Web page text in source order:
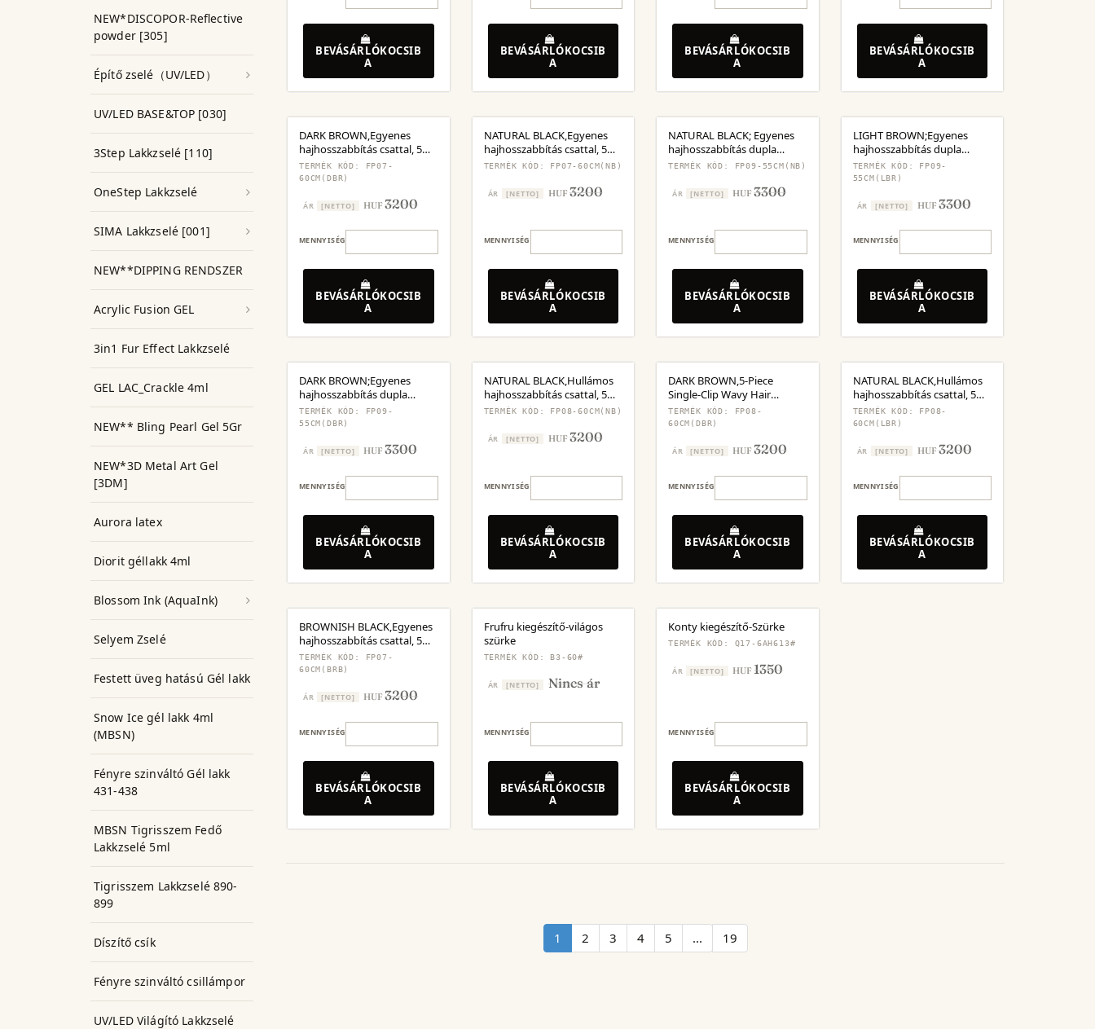
NEW*DISCOPOR-Reflective
powder [305]
Építő zselé（UV/LED）
UV/LED BASE&TOP [030]
3Step Lakkzselé [110]
OneStep Lakkzselé
SIMA Lakkzselé [001]
NEW**DIPPING RENDSZER
Acrylic Fusion GEL
3in1 Fur Effect Lakkzselé
GEL LAC_Crackle 4ml
NEW** Bling Pearl Gel 5Gr
NEW*3D Metal Art Gel
[3DM]
Aurora latex
Diorit géllakk 4ml
Blossom Ink (AquaInk)
Selyem Zselé
Festett üveg hatású Gél lakk
Snow Ice gél lakk 4ml
(MBSN)
Fényre szinváltó Gél lakk
431-438
MBSN Tigrisszem Fedő
Lakkzselé 5ml
Tigrisszem Lakkzselé 890-
899
Díszítő csík
Fényre szinváltó csillámpor
UV/LED Világító Lakkzselé
BEVÁSÁRLÓKOCSIB
A
BEVÁSÁRLÓKOCSIB
A
BEVÁSÁRLÓKOCSIB
A
BEVÁSÁRLÓKOCSIB
A
DARK BROWN,Egyenes
hajhosszabbítás csattal, 5
darabos készlet
TERMÉK KÓD: FP07-
60CM(DBR)
ÁR [NETTO] HUF3200
MENNYISÉG
BEVÁSÁRLÓKOCSIB
A
NATURAL BLACK,Egyenes
hajhosszabbítás csattal, 5
darabos készlet
TERMÉK KÓD: FP07-60CM(NB)
ÁR [NETTO] HUF3200
MENNYISÉG
BEVÁSÁRLÓKOCSIB
A
NATURAL BLACK; Egyenes
hajhosszabbítás dupla
csattal,3 darabos
TERMÉK KÓD: FP09-55CM(NB)
ÁR [NETTO] HUF3300
MENNYISÉG
BEVÁSÁRLÓKOCSIB
A
LIGHT BROWN;Egyenes
hajhosszabbítás dupla
csattal,3 darabos
TERMÉK KÓD: FP09-
55CM(LBR)
ÁR [NETTO] HUF3300
MENNYISÉG
BEVÁSÁRLÓKOCSIB
A
DARK BROWN;Egyenes
hajhosszabbítás dupla
csattal,3 darabos
TERMÉK KÓD: FP09-
55CM(DBR)
ÁR [NETTO] HUF3300
MENNYISÉG
BEVÁSÁRLÓKOCSIB
A
NATURAL BLACK,Hullámos
hajhosszabbítás csattal, 5
darabos készlet
TERMÉK KÓD: FP08-60CM(NB)
ÁR [NETTO] HUF3200
MENNYISÉG
BEVÁSÁRLÓKOCSIB
A
DARK BROWN,5-Piece
Single-Clip Wavy Hair
Extensions
TERMÉK KÓD: FP08-
60CM(DBR)
ÁR [NETTO] HUF3200
MENNYISÉG
BEVÁSÁRLÓKOCSIB
A
NATURAL BLACK,Hullámos
hajhosszabbítás csattal, 5
darabos készlet
TERMÉK KÓD: FP08-
60CM(LBR)
ÁR [NETTO] HUF3200
MENNYISÉG
BEVÁSÁRLÓKOCSIB
A
BROWNISH BLACK,Egyenes
hajhosszabbítás csattal, 5
darabos készlet
TERMÉK KÓD: FP07-
60CM(BRB)
ÁR [NETTO] HUF3200
MENNYISÉG
BEVÁSÁRLÓKOCSIB
A
Frufru kiegészítő-világos
szürke
TERMÉK KÓD: B3-60#
ÁR [NETTO] Nincs ár
MENNYISÉG
BEVÁSÁRLÓKOCSIB
A
Konty kiegészítő-Szürke
TERMÉK KÓD: Q17-6AH613#
ÁR [NETTO] HUF1350
MENNYISÉG
BEVÁSÁRLÓKOCSIB
A
1 2 3 4 5 ... 19